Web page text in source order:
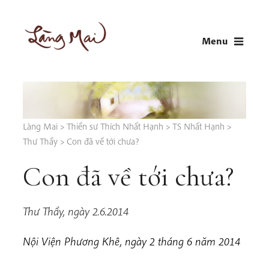
content
Menu
Làng Mai > Thiền sư Thích Nhất Hạnh > TS Nhất Hạnh >
Thư Thầy > Con đã về tới chưa?
Con đã về tới chưa?
Thư Thầy, ngày 2.6.2014
Nội Viện Phương Khê, ngày 2 tháng 6 năm 2014